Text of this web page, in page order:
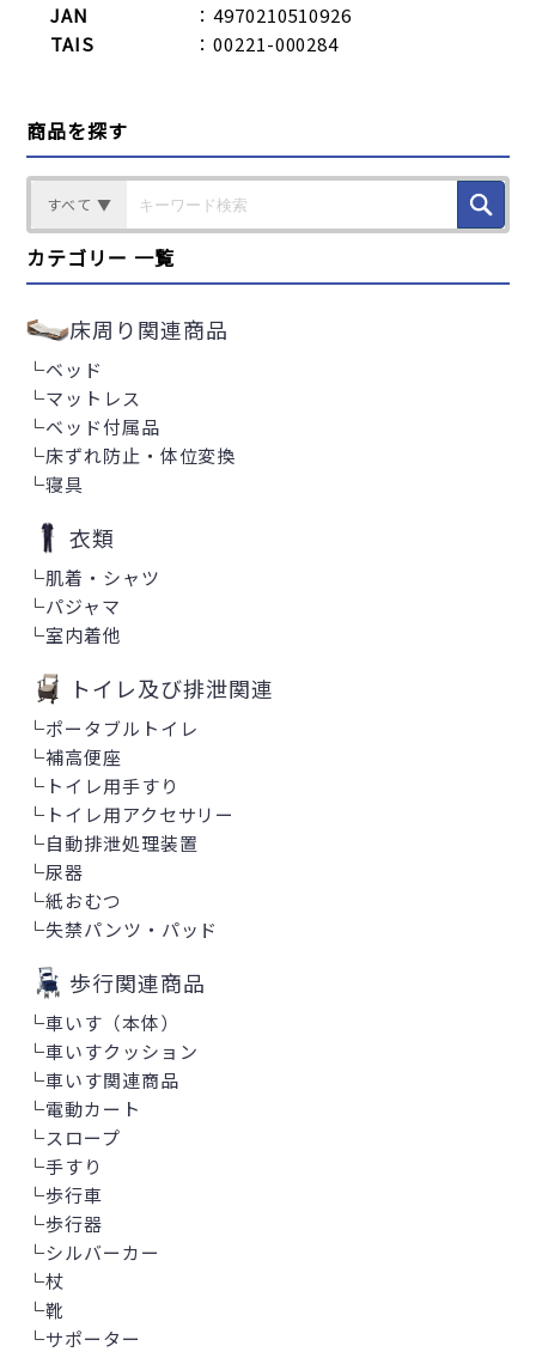
JAN
：4970210510926
TAIS
：00221-000284
商品を探す
すべて ▼
カテゴリー 一覧
床周り関連商品
└ベッド
└マットレス
└ベッド付属品
└床ずれ防止・体位変換
└寝具
衣類
└肌着・シャツ
└パジャマ
└室内着他
トイレ及び排泄関連
└ポータブルトイレ
└補高便座
└ トイレ用手すり
└ トイレ用アクセサリー
└自動排泄処理装置
└尿器
└紙おむつ
└失禁パンツ・パッド
歩行関連商品
└車いす（本体）
└車いすクッション
└車いす関連商品
└電動カート
└スロープ
└手すり
└歩行車
└歩行器
└シルバーカー
└杖
└靴
└サポーター